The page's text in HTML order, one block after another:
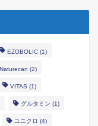
EZOBOLIC (1)
Naturecan (2)
VITAS (1)
グルタミン (1)
ユニクロ (4)